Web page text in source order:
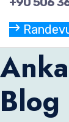
Blog